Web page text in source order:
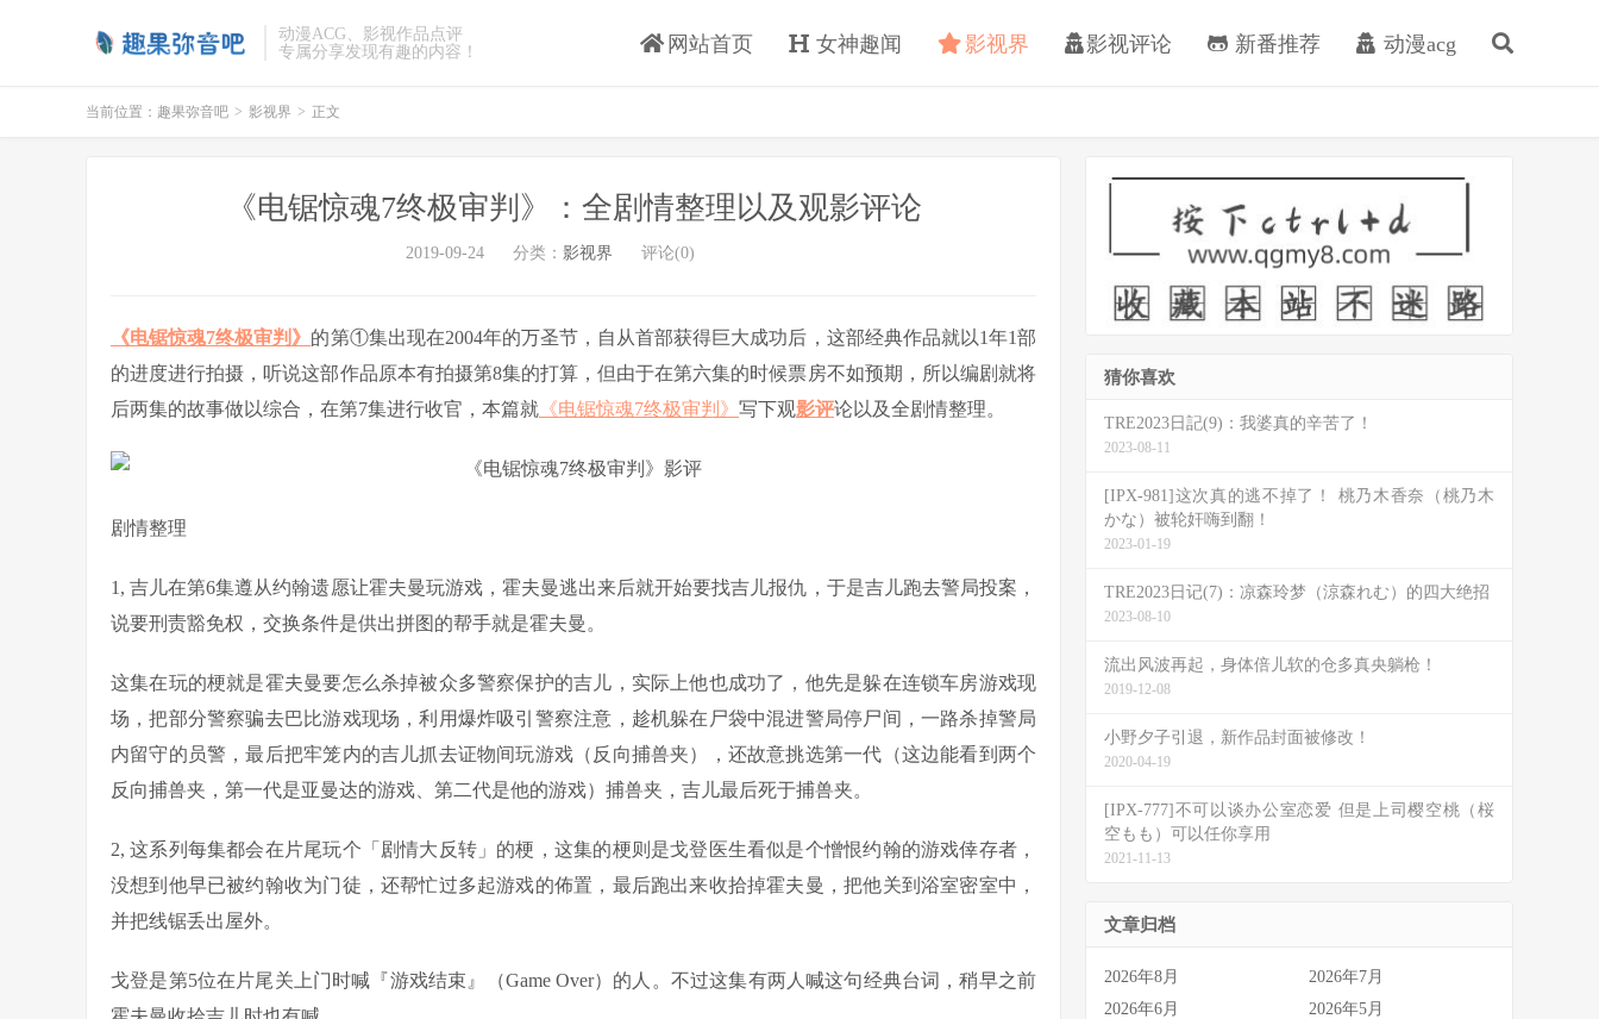
动漫ACG、影视作品点评
专属分享发现有趣的内容！
网站首页 女神趣闻 影视界 影视评论 新番推荐 动漫acg
当前位置： 趣果弥音吧 > 影视界 > 正文
《电锯惊魂7终极审判》：全剧情整理以及观影评论
2019-09-24 分类： 影视界 评论(0)
《电锯惊魂7终极审判》 的第①集出现在2004年的万圣节，自从首部获得巨大成功后，这部经典作品就以1年1部
的进度进行拍摄，听说这部作品原本有拍摄第8集的打算，但由于在第六集的时候票房不如预期，所以编剧就将
后两集的故事做以综合，在第7集进行收官，本篇就 《电锯惊魂7终极审判》 写下观影评论以及全剧情整理。
剧情整理
1, 吉儿在第6集遵从约翰遗愿让霍夫曼玩游戏，霍夫曼逃出来后就开始要找吉儿报仇，于是吉儿跑去警局投案，
说要刑责豁免权，交换条件是供出拼图的帮手就是霍夫曼。
这集在玩的梗就是霍夫曼要怎么杀掉被众多警察保护的吉儿，实际上他也成功了，他先是躲在连锁车房游戏现
场，把部分警察骗去巴比游戏现场，利用爆炸吸引警察注意，趁机躲在尸袋中混进警局停尸间，一路杀掉警局
内留守的员警，最后把牢笼内的吉儿抓去证物间玩游戏（反向捕兽夹），还故意挑选第一代（这边能看到两个
反向捕兽夹，第一代是亚曼达的游戏、第二代是他的游戏）捕兽夹，吉儿最后死于捕兽夹。
2, 这系列每集都会在片尾玩个「剧情大反转」的梗，这集的梗则是戈登医生看似是个憎恨约翰的游戏倖存者，
没想到他早已被约翰收为门徒，还帮忙过多起游戏的佈置，最后跑出来收拾掉霍夫曼，把他关到浴室密室中，
并把线锯丢出屋外。
戈登是第5位在片尾关上门时喊『游戏结束』（Game Over）的人。不过这集有两人喊这句经典台词，稍早之前
猜你喜欢
TRE2023日記(9)：我婆真的辛苦了！
2023-08-11
[IPX-981]这次真的逃不掉了！ 桃乃木香奈（桃乃木
かな）被轮奸嗨到翻！
2023-01-19
TRE2023日记(7)：凉森玲梦（涼森れむ）的四大绝招
2023-08-10
流出风波再起，身体倍儿软的仓多真央躺枪！
2019-12-08
小野夕子引退，新作品封面被修改！
2020-04-19
[IPX-777]不可以谈办公室恋爱 但是上司樱空桃（桜
空もも）可以任你享用
2021-11-13
文章归档
2026年8月
2026年7月
2026年6月
2026年5月